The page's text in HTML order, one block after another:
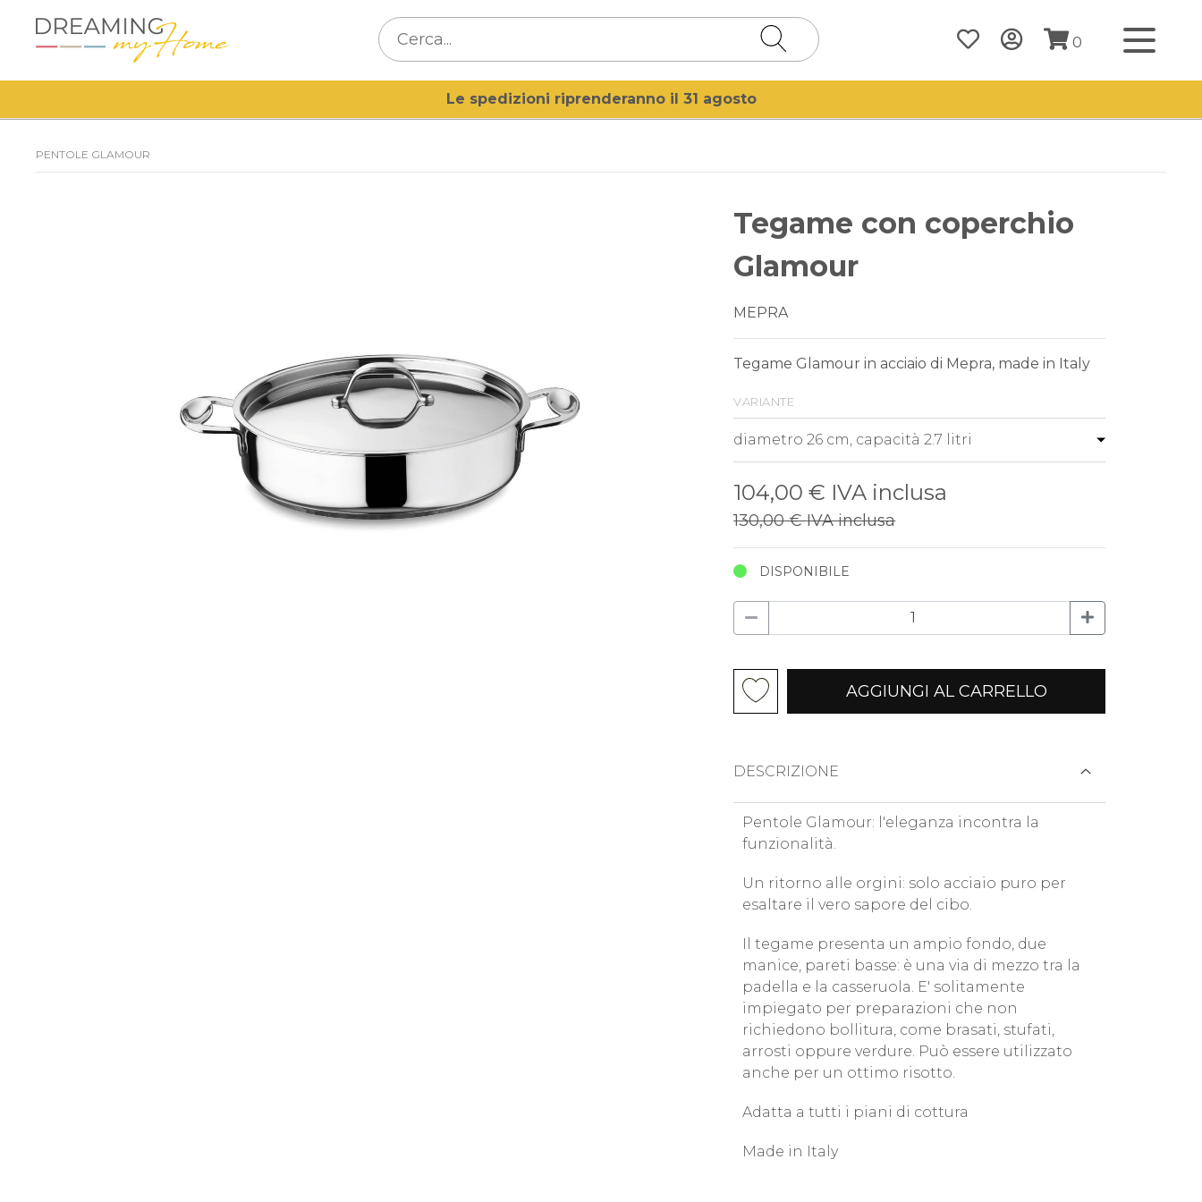
0
Le spedizioni riprenderanno il 31 agosto
PENTOLE GLAMOUR
Tegame con coperchio
Glamour
MEPRA
Tegame Glamour in acciaio di Mepra, made in Italy
variante
104,00 € IVA inclusa
130,00 €IVA inclusa
DISPONIBILE
AGGIUNGI AL CARRELLO
DESCRIZIONE
Pentole Glamour: l'eleganza incontra la
funzionalità.
Un ritorno alle orgini: solo acciaio puro per
esaltare il vero sapore del cibo.
Il tegame presenta un ampio fondo, due
manice, pareti basse: è una via di mezzo tra la
padella e la casseruola. E' solitamente
impiegato per preparazioni che non
richiedono bollitura, come brasati, stufati,
arrosti oppure verdure. Può essere utilizzato
anche per un ottimo risotto.
Adatta a tutti i piani di cottura
Made in Italy